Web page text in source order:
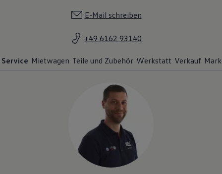
E-Mail schreiben
+49 6162 93140
Service Mietwagen Teile und Zubehör Werkstatt Verkauf